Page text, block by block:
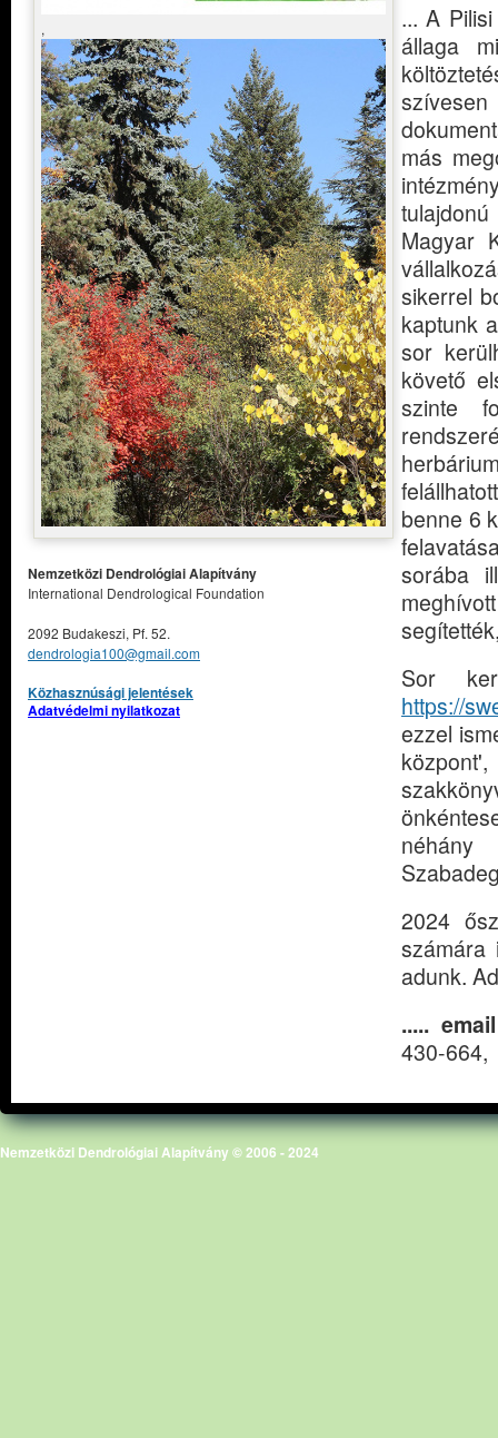
... A
állaga
más
Magyar
sikerrel
kaptunk
sor
követő
szinte
benne 6
sorába
Sor
https://
ezzel
2024
számára
adunk.
.....
430-664,
,
Nemzetközi Dendrológiai Alapítvány
International Dendrological Foundation
2092 Budakeszi, Pf. 52.
dendrologia100@gmail.com
Közhasznúsági jelentések
Adatvédelmi nyilatkozat
Nemzetközi Dendrológiai Alapítvány © 2006 - 2024